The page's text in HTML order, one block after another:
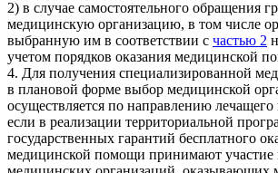
2) в случае самостоятельного обращения
медицинскую организацию, в том числе
выбранную им в соответствии с частью 2
учетом порядков оказания медицинской
4. Для получения специализированной
в плановой форме выбор медицинской
осуществляется по направлению лечащего
если в реализации территориальной
государственных гарантий бесплатного
медицинской помощи принимают участие